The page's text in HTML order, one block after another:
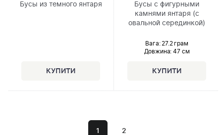
Бусы из темного янтаря
Бусы с фигурными
камнями янтаря (с
овальной серединкой)
Вага: 27.2 грам
Довжина: 47 см
1 2